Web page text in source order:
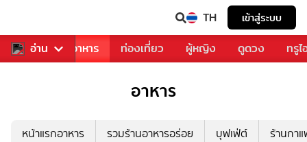
TH เข้าสู่ระบบ
อ่าน
การเพลง อาหาร ท่องเที่ยว ผู้หญิง ดูดวง ทรู
อาหาร
หน้าแรกอาหาร รวมร้านอาหารอร่อย บุฟเฟ่ต์ ร้านกา